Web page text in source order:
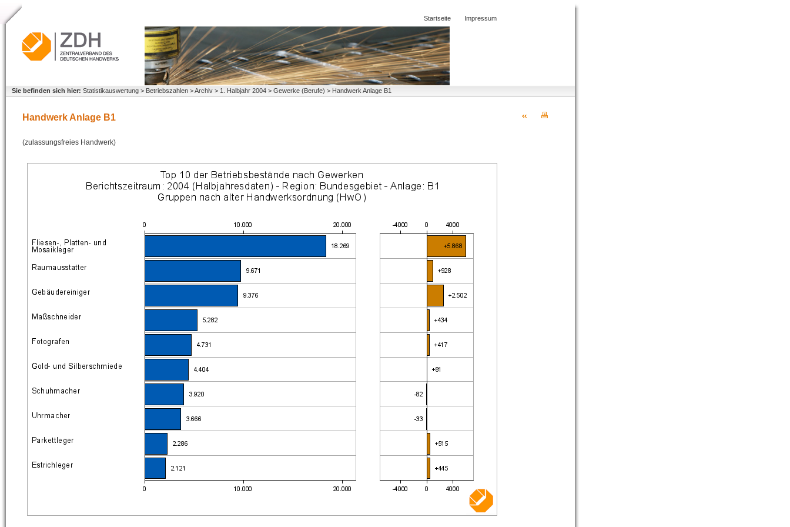
Startseite Impressum
Sie befinden sich hier: Statistikauswertung > Betriebszahlen > Archiv > 1. Halbjahr 2004 > Gewerke (Berufe) > Handwerk Anlage B1
Handwerk Anlage B1
(zulassungsfreies Handwerk)